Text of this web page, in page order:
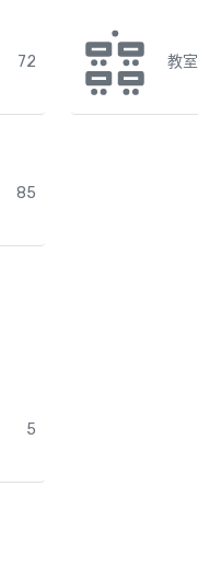
72 教室
85
5